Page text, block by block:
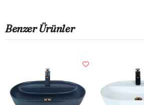
Benzer Ürünler